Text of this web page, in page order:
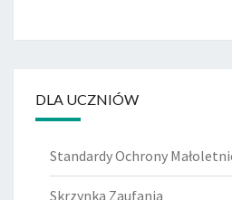
DLA UCZNIÓW
Standardy Ochrony
Skrzynka Zaufania